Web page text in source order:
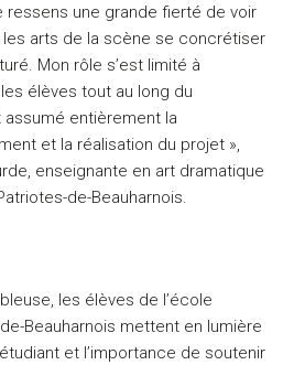
ressens une grande fierté de voir
les arts de la scène se concrétiser
Mon rôle s’est limité à
élèves tout au long du
assumé entièrement la
et la réalisation du projet »,
enseignante en art dramatique
de-Beauharnois.
les élèves de l’école
Beauharnois mettent en lumière
et l’importance de soutenir